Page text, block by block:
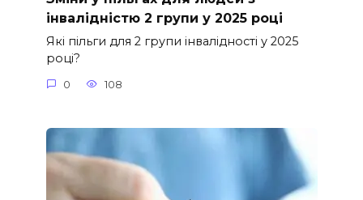
інвалідністю 2 групи у 2025 році
Які пільги для 2 групи інвалідності у 2025
році?
0 108